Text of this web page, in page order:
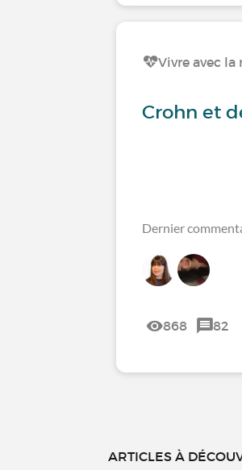
Vivre avec
Crohn et
Dernier
868 82
ARTICLES À